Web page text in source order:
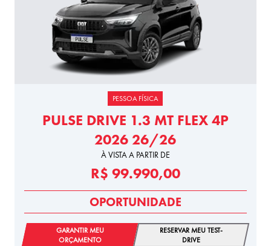
PESSOA FÍSICA
PULSE DRIVE 1.3 MT FLEX 4P
2026 26/26
À VISTA A PARTIR DE
R$ 99.990,00
OPORTUNIDADE
GARANTIR MEU
ORÇAMENTO
RESERVAR MEU TEST-
DRIVE